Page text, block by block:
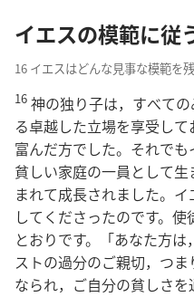
イエスの模範に従
16 イエスはどんな見事な模範を
16 神の独り子は，すべて
る卓越した立場を享受し
富んだ方でした。それで
貧しい家庭の一員として
まれて成長されました。
してくださったのです。
とおりです。「あなた方
ストの過分のご親切，つ
なられ，ご自分の貧しさ